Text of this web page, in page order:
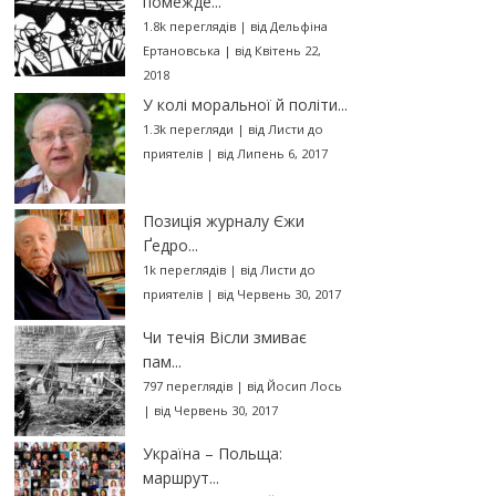
1.8k переглядів| від Дельфіна
Ертановська | від Квітень 22,
2018
У колі моральної й політи...
1.3k перегляди | від Листи до
приятелів| від Липень 6, 2017
Позиція журналу Єжи
Ґедро...
1k переглядів| від Листи до
приятелів| від Червень 30, 2017
Чи течія Вісли змиває
пам...
797 переглядів| від Йосип Лось
| від Червень 30, 2017
Україна – Польща:
маршрут...